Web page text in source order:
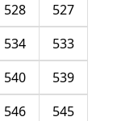
527
528
533
534
539
540
545
546